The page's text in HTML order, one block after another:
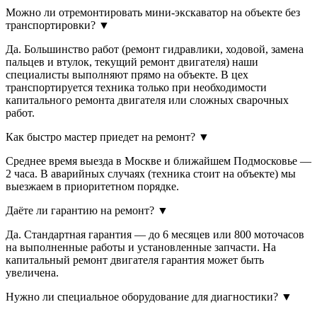
Можно ли отремонтировать мини-экскаватор на объекте без
транспортировки? ▼
Да. Большинство работ (ремонт гидравлики, ходовой, замена
пальцев и втулок, текущий ремонт двигателя) наши
специалисты выполняют прямо на объекте. В цех
транспортируется техника только при необходимости
капитального ремонта двигателя или сложных сварочных
работ.
Как быстро мастер приедет на ремонт? ▼
Среднее время выезда в Москве и ближайшем Подмосковье —
2 часа. В аварийных случаях (техника стоит на объекте) мы
выезжаем в приоритетном порядке.
Даёте ли гарантию на ремонт? ▼
Да. Стандартная гарантия — до 6 месяцев или 800 моточасов
на выполненные работы и установленные запчасти. На
капитальный ремонт двигателя гарантия может быть
увеличена.
Нужно ли специальное оборудование для диагностики? ▼